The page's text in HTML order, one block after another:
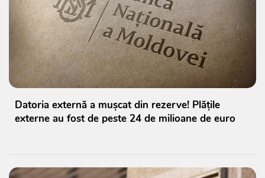
Datoria externă a mușcat din rezerve! Plățile
externe au fost de peste 24 de milioane de euro